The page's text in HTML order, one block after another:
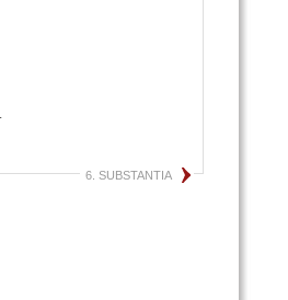
6. SUBSTANTIA